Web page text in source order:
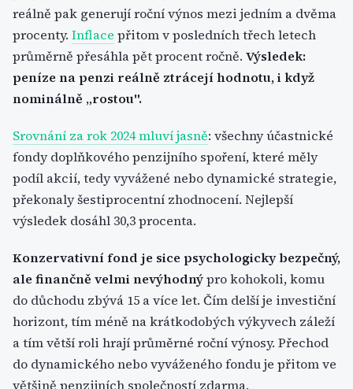
reálně pak generují roční výnos mezi jedním a dvěma
procenty. Inflace přitom v posledních třech letech
průměrně přesáhla pět procent ročně. Výsledek:
peníze na penzi reálně ztrácejí hodnotu, i když
nominálně „rostou".
Srovnání za rok 2024 mluví jasně: všechny účastnické
fondy doplňkového penzijního spoření, které měly
podíl akcií, tedy vyvážené nebo dynamické strategie,
překonaly šestiprocentní zhodnocení. Nejlepší
výsledek dosáhl 30,3 procenta.
Konzervativní fond je sice psychologicky bezpečný,
ale finančně velmi nevýhodnýpro kohokoli, komu
do důchodu zbývá 15 a více let. Čím delší je investiční
horizont, tím méně na krátkodobých výkyvech záleží
a tím větší roli hrají průměrné roční výnosy. Přechod
do dynamického nebo vyváženého fondu je přitom ve
většině penzijních společností zdarma.